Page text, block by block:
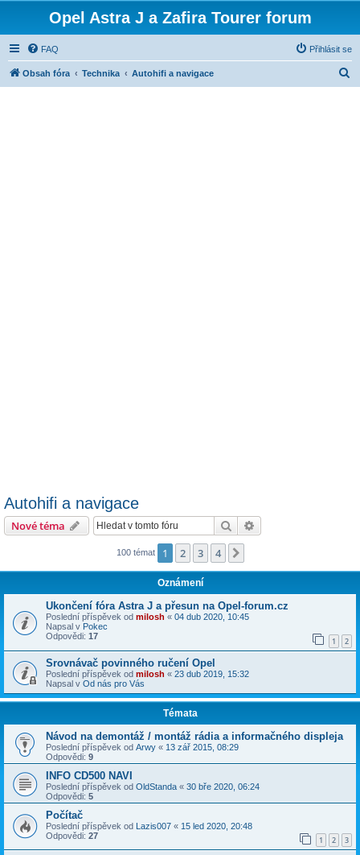
Opel Astra J a Zafira Tourer forum
FAQ Přihlásit se
Obsah fóra Technika Autohifi a navigace
Autohifi a navigace
Nové téma Hledat
100 témat 1 2 3 4
Oznámení
Ukončení fóra Astra J a přesun na Opel-forum.cz
Poslední příspěvek od milosh « 04 dub 2020, 10:45
Napsal v Pokec
Odpovědi: 17 1 2
Srovnávač povinného ručení Opel
Poslední příspěvek od milosh « 23 dub 2019, 15:32
Napsal v Od nás pro Vás
Témata
Návod na demontáž / montáž rádia a informačného displeja
Poslední příspěvek od Arwy « 13 zář 2015, 08:29
Odpovědi: 9
INFO CD500 NAVI
Poslední příspěvek od OldStanda « 30 bře 2020, 06:24
Odpovědi: 5
Počítač
Poslední příspěvek od Lazis007 « 15 led 2020, 20:48
Odpovědi: 27 1 2 3